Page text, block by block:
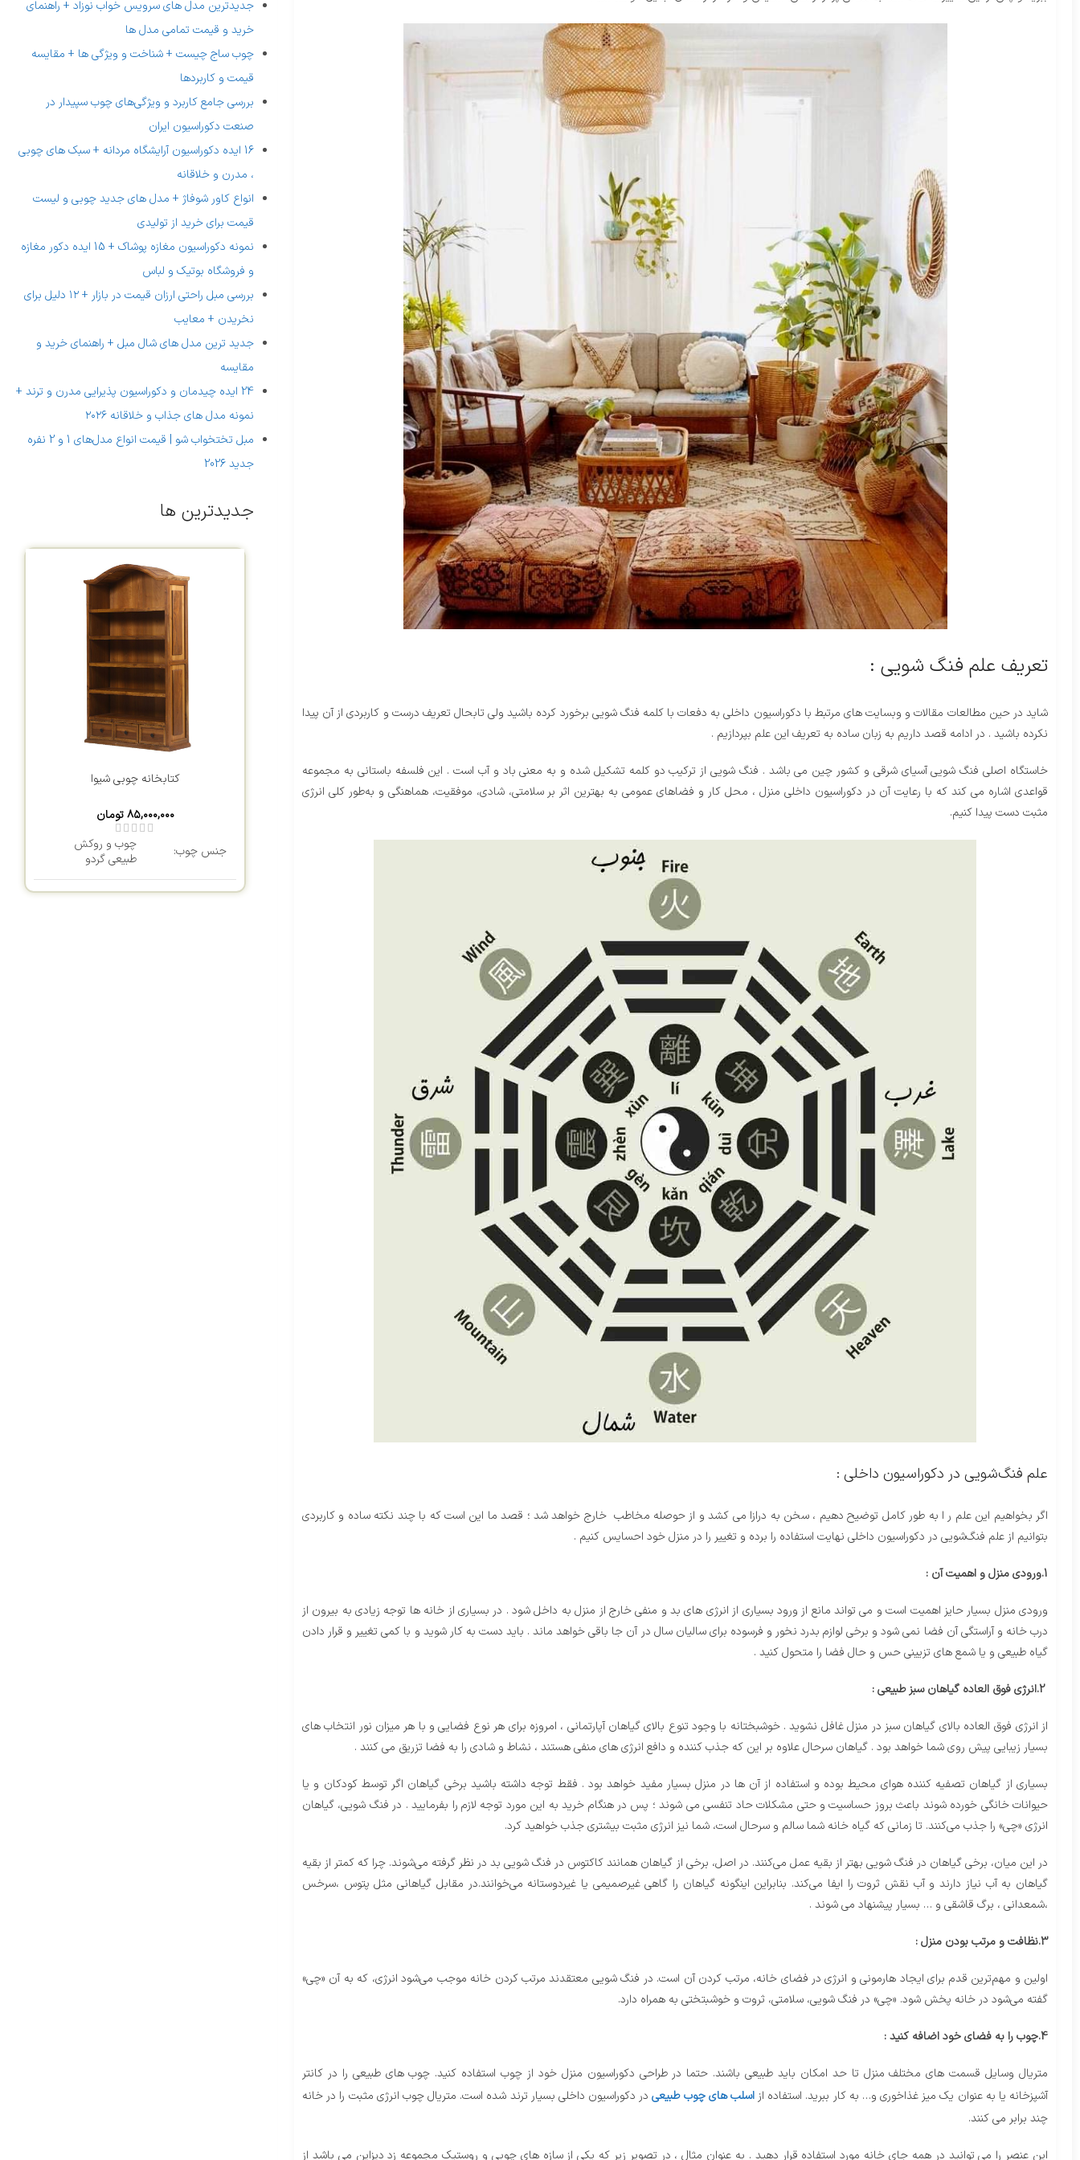
تعریف علم فنگ شویی :
شاید در حین مطالعات مقالات و وبسایت های مرتبط با دکوراسیون داخلی به دفعات با کلمه فنگ شویی برخورد کرده باشید ولی تابحال تعریف درست و کاربردی از آن پیدا
نکرده باشید . در ادامه قصد داریم به زبان ساده به تعریف این علم بپردازیم .
خاستگاه اصلی فنگ شویی آسیای شرقی و کشور چین می باشد . فنگ شویی از ترکیب دو کلمه تشکیل شده و به معنی باد و آب است . این فلسفه باستانی به مجموعه
قواعدی اشاره می کند که با رعایت آن در دکوراسیون داخلی منزل ، محل کار و فضاهای عمومی به بهترین اثر بر سلامتی، شادی، موفقیت، هماهنگی و به‌طور کلی انرژی
مثبت دست پیدا کنیم.
علم فنگ‌شویی در دکوراسیون داخلی :
اگر بخواهیم این علم ر ا به طور کامل توضیح دهیم ، سخن به درازا می کشد و از حوصله مخاطب خارج خواهد شد ؛ قصد ما این است که با چند نکته ساده و کاربردی
بتوانیم از علم فنگ‌شویی در دکوراسیون داخلی نهایت استفاده را برده و تغییر را در منزل خود احسایس کنیم .
1.ورودی منزل و اهمیت آن :
ورودی منزل بسیار حایز اهمیت است و می تواند مانع از ورود بسیاری از انرژی های بد و منفی خارج از منزل به داخل شود . در بسیاری از خانه ها توجه زیادی به بیرون از
درب خانه و آراستگی آن فضا نمی شود و برخی لوازم بدرد نخور و فرسوده برای سالیان سال در آن جا باقی خواهد ماند . باید دست به کار شوید و با کمی تغییر و قرار دادن
گیاه طبیعی و یا شمع های تزیینی حس و حال فضا را متحول کنید .
2.انرژی فوق العاده گیاهان سبز طبیعی :
از انرژی فوق العاده بالای گیاهان سبز در منزل غافل نشوید . خوشبختانه با وجود تنوع بالای گیاهان آپارتمانی ، امروزه برای هر نوع فضایی و با هر میزان نور انتخاب های
بسیار زیبایی پیش روی شما خواهد بود . گیاهان سرحال علاوه بر این که جذب کننده و دافع انرژی های منفی هستند ، نشاط و شادی را به فضا تزریق می کنند .
بسیاری از گیاهان تصفیه کننده هوای محیط بوده و استفاده از آن ها در منزل بسیار مفید خواهد بود . فقط توجه داشته باشید برخی گیاهان اگر توسط کودکان و یا
حیوانات خانگی خورده شوند باعث بروز حساسیت و حتی مشکلات حاد تنفسی می شوند ؛ پس در هنگام خرید به این مورد توجه لازم را بفرمایید . در فنگ شویی، گیاهان
انرژی «چی» را جذب می‌کنند. تا زمانی که گیاه خانه شما سالم و سرحال است، شما نیز انرژی مثبت بیشتری جذب خواهید کرد.
در این میان، برخی گیاهان در فنگ شویی بهتر از بقیه عمل می‌کنند. در اصل، برخی از گیاهان همانند کاکتوس در فنگ شویی بد در نظر گرفته می‌شوند. چرا که کمتر از بقیه
گیاهان به آب نیاز دارند و آب نقش ثروت را ایفا می‌کند. بنابراین اینگونه گیاهان را گاهی غیرصمیمی یا غیردوستانه می‌خوانند.در مقابل گیاهانی مثل پتوس ،سرخس
،شمعدانی ، برگ قاشقی و … بسیار پیشنهاد می شوند .
3.نظافت و مرتب بودن منزل :
اولین و مهم‌ترین قدم برای ایجاد هارمونی و انرژی در فضای خانه، مرتب کردن آن است. در فنگ شویی معتقدند مرتب کردن خانه موجب می‌شود انرژی، که به آن «چی»
گفته می‌شود در خانه پخش شود. «چی» در فنگ شویی، سلامتی، ثروت و خوشبتختی به همراه دارد.
4.چوب را به فضای خود اضافه کنید :
متریال وسایل قسمت های مختلف منزل تا حد امکان باید طبیعی باشند. حتما در طراحی دکوراسیون منزل خود از چوب استفاده کنید. چوب های طبیعی را در کانتر
آشپزخانه یا به عنوان یک میز غذاخوری و… به کار ببرید. استفاده ازاسلب های چوب طبیعیدر دکوراسیون داخلی بسیار ترند شده است. متریال چوب انرژی مثبت را در خانه
چند برابر می کنند.
این عنصر را می توانید در همه جای خانه مورد استفاده قرار دهید . به عنوان مثال ، در تصویر زیر که یکی از سازه های چوبی و روستیک مجموعه زد دیزاین می باشد از
جدیدترین مدل های سرویس خواب نوزاد + راهنمای
خرید و قیمت تمامی مدل ها
چوب ساج چیست + شناخت و ویژگی ها + مقایسه
قیمت و کاربردها
بررسی جامع کاربرد و ویژگی‌های چوب سپیدار در
صنعت دکوراسیون ایران
16 ایده دکوراسیون آرایشگاه مردانه + سبک های چوبی
، مدرن و خلاقانه
انواع کاور شوفاژ + مدل های جدید چوبی و لیست
قیمت برای خرید از تولیدی
نمونه دکوراسیون مغازه پوشاک + 15 ایده دکور مغازه
و فروشگاه بوتیک و لباس
بررسی مبل راحتی ارزان قیمت در بازار + ۱۲ دلیل برای
نخریدن + معایب
جدید ترین مدل های شال مبل + راهنمای خرید و
مقایسه
24 ایده چیدمان و دکوراسیون پذیرایی مدرن و ترند +
نمونه مدل های جذاب و خلاقانه ۲۰۲۶
مبل تختخواب شو | قیمت انواع مدل‌های 1 و 2 نفره
جدید 2026
جدیدترین ها
کتابخانه چوبی شیوا
۸۵,۰۰۰,۰۰۰ تومان
جنس چوب:
چوب و روکش
طبیعی گردو